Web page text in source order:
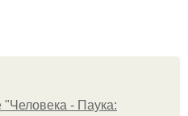
- Паука: